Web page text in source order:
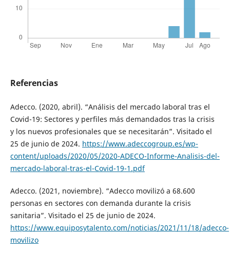
Referencias
Adecco. (2020, abril). “Análisis del mercado laboral tras el
Covid-19: Sectores y perfiles más demandados tras la crisis
y los nuevos profesionales que se necesitarán”. Visitado el
25 de junio de 2024. https://www.adeccogroup.es/wp-
content/uploads/2020/05/2020-ADECO-Informe-Analisis-del-
mercado-laboral-tras-el-Covid-19-1.pdf
Adecco. (2021, noviembre). “Adecco movilizó a 68.600
personas en sectores con demanda durante la crisis
sanitaria”. Visitado el 25 de junio de 2024.
https://www.equiposytalento.com/noticias/2021/11/18/adecco-
movilizo